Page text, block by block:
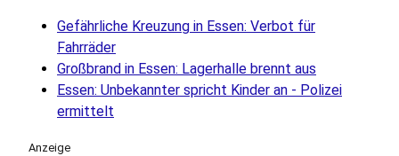
Gefährliche Kreuzung in Essen: Verbot für
Fahrräder
Großbrand in Essen: Lagerhalle brennt aus
Essen: Unbekannter spricht Kinder an - Polizei
ermittelt
Anzeige